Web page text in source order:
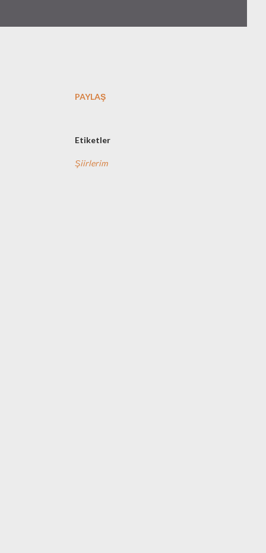
PAYLAŞ
Etiketler
Şiirlerim